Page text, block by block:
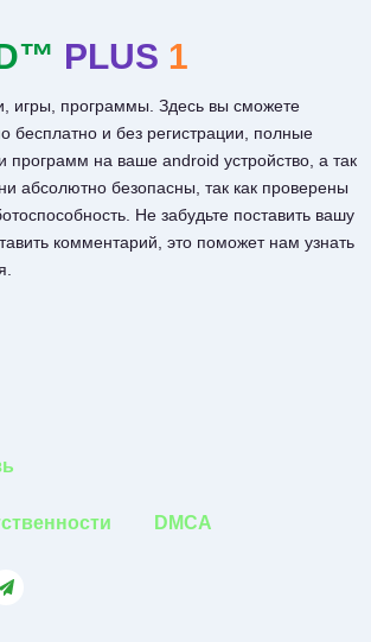
PLUS 1
игры, программы. Здесь вы сможете
бесплатно и без регистрации, полные
программ на ваше android устройство, а так
абсолютно безопасны, так как проверены
Не забудьте поставить вашу
комментарий, это поможет нам узнать
DMCA